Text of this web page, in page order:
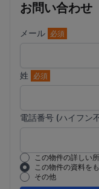
お問い合わせ
メール 必須
姓 必須
電話番号 (ハイフン
この物件の詳しい
この物件の資料を
その他